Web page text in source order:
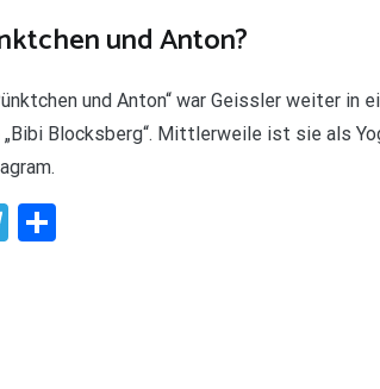
und Anton?
und Anton“ war Geissler weiter in
„Bibi Blocksberg“. Mittlerweile ist sie als
Telegram